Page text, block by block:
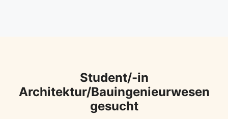
Student/-in
Architektur/Bauingenieurwesen
gesucht